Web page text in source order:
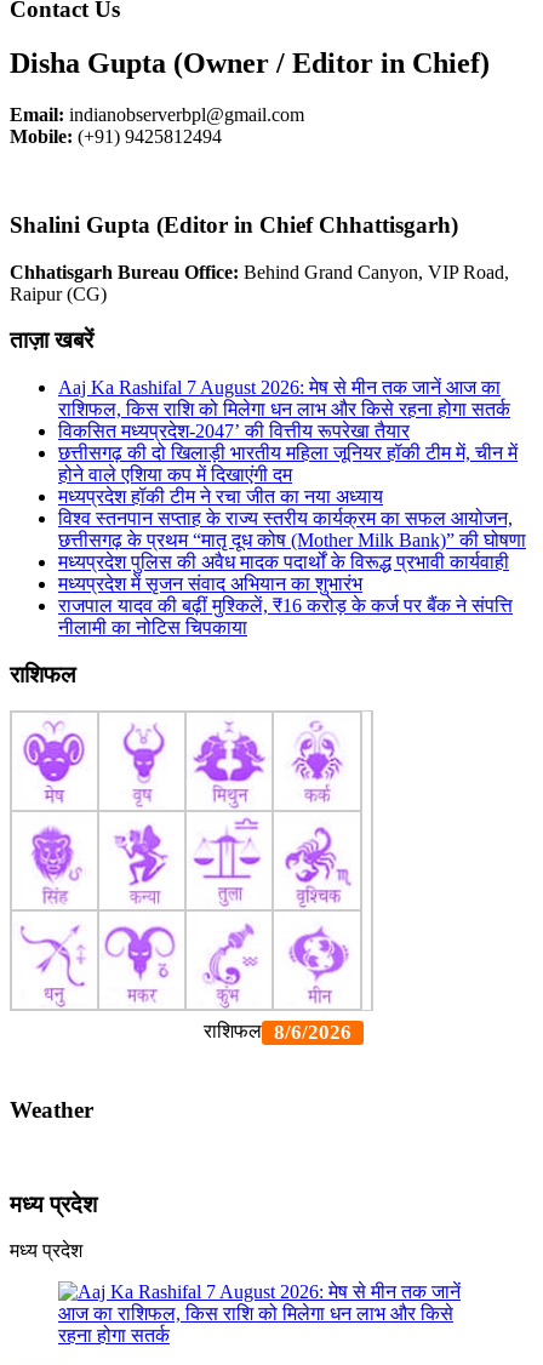
Contact Us
Disha Gupta (Owner / Editor in Chief)
Email: indianobserverbpl@gmail.com
Mobile: (+91) 9425812494
Shalini Gupta (Editor in Chief Chhattisgarh)
Chhatisgarh Bureau Office: Behind Grand Canyon, VIP Road,
Raipur (CG)
ताज़ा खबरें
Aaj Ka Rashifal 7 August 2026: मेष से मीन तक जानें आज का
राशिफल, किस राशि को मिलेगा धन लाभ और किसे रहना होगा सतर्क
विकसित मध्यप्रदेश-2047’ की वित्तीय रूपरेखा तैयार
छत्तीसगढ़ की दो खिलाड़ी भारतीय महिला जूनियर हॉकी टीम में, चीन में
होने वाले एशिया कप में दिखाएंगी दम
मध्यप्रदेश हॉकी टीम ने रचा जीत का नया अध्याय
विश्व स्तनपान सप्ताह के राज्य स्तरीय कार्यक्रम का सफल आयोजन,
छत्तीसगढ़ के प्रथम “मातृ दूध कोष (Mother Milk Bank)” की घोषणा
मध्यप्रदेश पुलिस की अवैध मादक पदार्थों के विरूद्ध प्रभावी कार्यवाही
मध्यप्रदेश में सृजन संवाद अभियान का शुभारंभ
राजपाल यादव की बढ़ीं मुश्किलें, ₹16 करोड़ के कर्ज पर बैंक ने संपत्ति
नीलामी का नोटिस चिपकाया
राशिफल
Weather
मध्य प्रदेश
मध्य प्रदेश